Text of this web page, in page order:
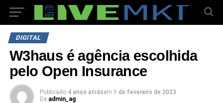
DIGITAL
W3haus é agência escolhida
pelo Open Insurance
Publicado 4 anos atrásem 1 de fevereiro de 2023
De admin_ag